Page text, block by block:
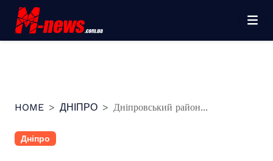
Перейти
вмісту
HOME ДНІПРО Дніпровський район...
Дніпро